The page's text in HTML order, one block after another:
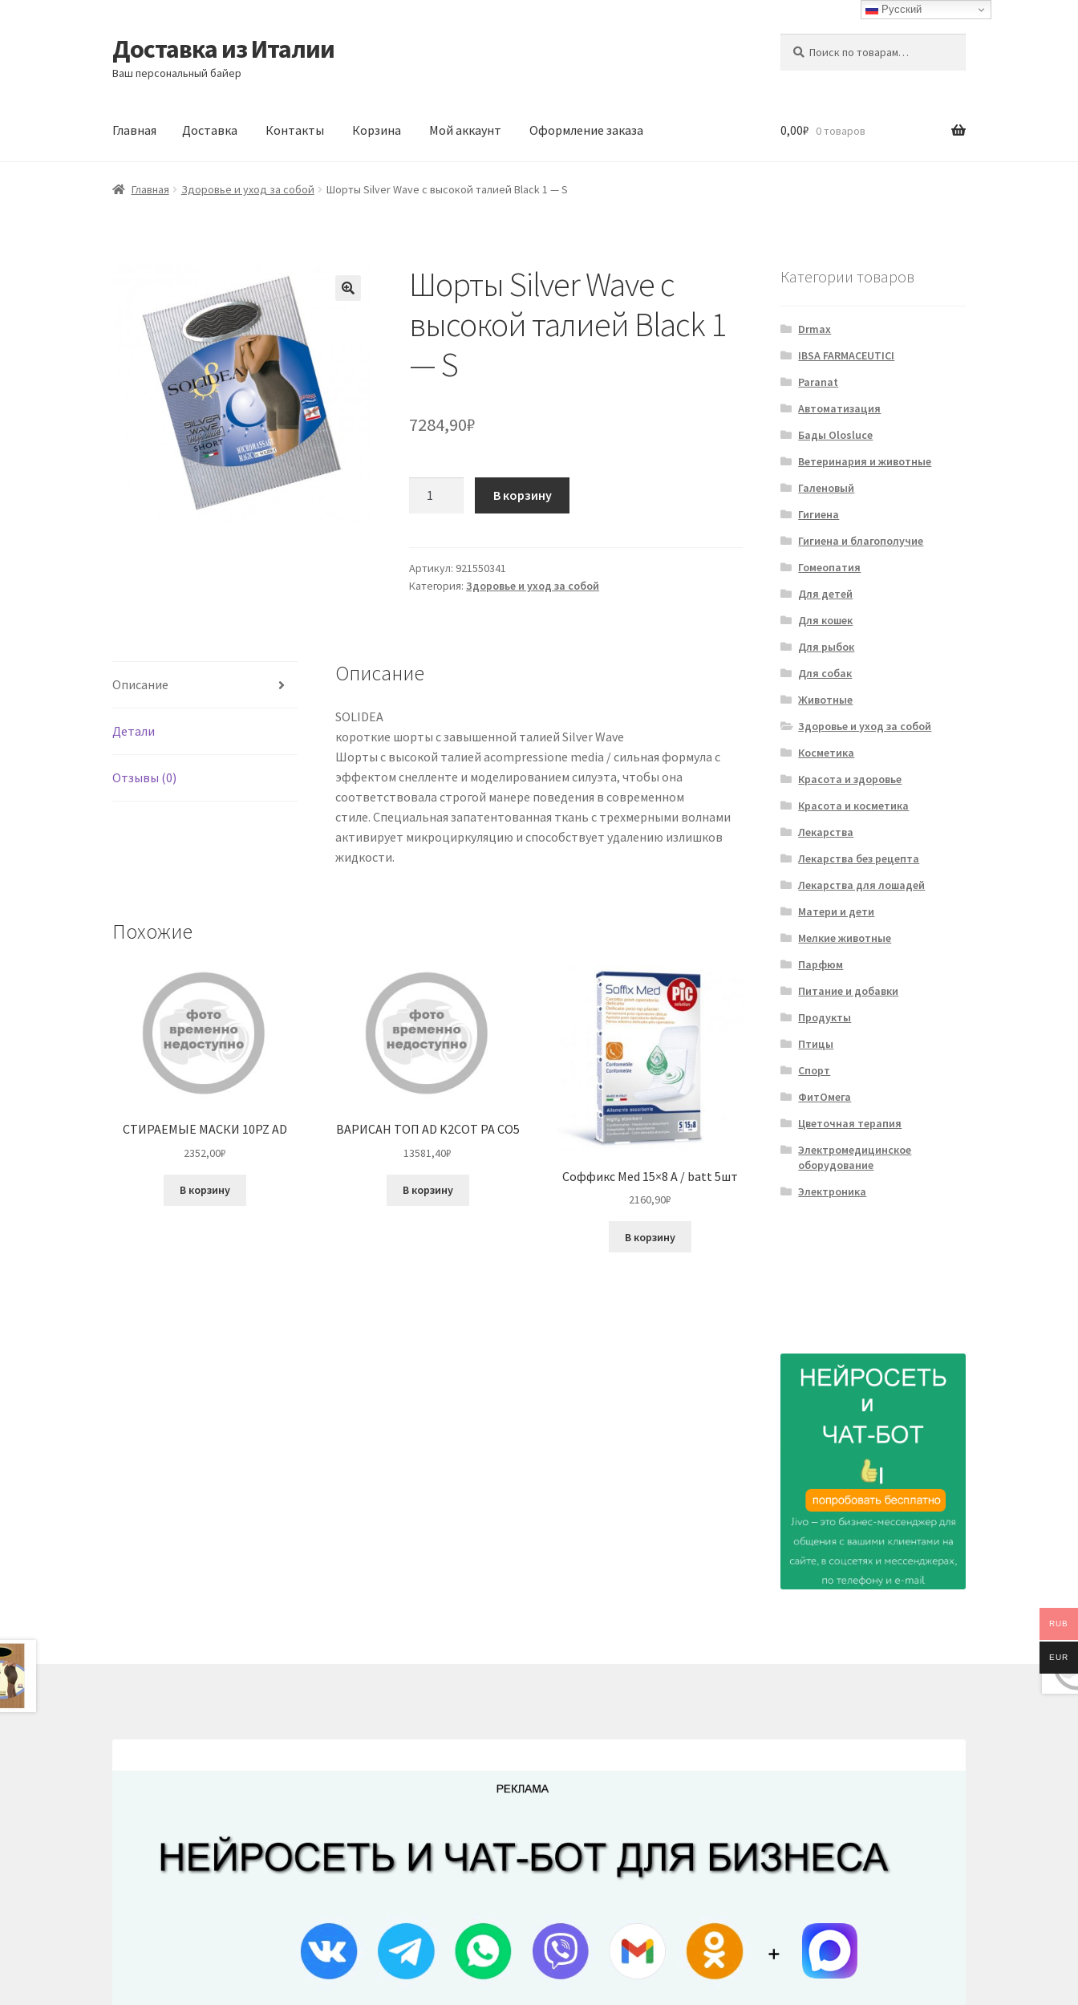
Перейти
к
навигации
Перейти
к
содержимому
Доставка из Италии
Ваш персональный байер
Главная Доставка Контакты Корзина Мой аккаунт Оформление заказа
Главная Доставка Корзина Мой аккаунтОформление заказа
0,00₽ 0 товаров
Главная Здоровье и уход за собой Шорты Silver Wave с высокой талией Black 1 — S
Шорты Silver Wave с
высокой талией Black 1
— S
7284,90₽
Wave
с
1
В корзину
Артикул: 921550341
Категория:Здоровье и уход за собой
Описание
Детали
Отзывы (0)
Описание
SOLIDEA
короткие шорты с завышенной талией Silver Wave
Шорты с высокой талией acompressione media / сильная формула с
эффектом снелленте и моделированием силуэта, чтобы она
соответствовала строгой манере поведения в современном
стиле. Специальная запатентованная ткань с трехмерными волнами
активирует микроциркуляцию и способствует удалению излишков
жидкости.
Похожие
СТИРАЕМЫЕ МАСКИ 10PZ AD
2352,00₽
В корзину
ВАРИСАН ТОП AD K2COT PA CO5
13581,40₽
В корзину
Соффикс Med 15×8 A / batt 5шт
2160,90₽
В корзину
Категории товаров
Drmax
IBSA FARMACEUTICI
Paranat
Автоматизация
Бады Olosluce
Ветеринария и животные
Галеновый
Гигиена
Гигиена и благополучие
Гомеопатия
Для детей
Для кошек
Для рыбок
Для собак
Животные
Здоровье и уход за собой
Косметика
Красота и здоровье
Красота и косметика
Лекарства
Лекарства без рецепта
Лекарства для лошадей
Матери и дети
Мелкие животные
Парфюм
Питание и добавки
Продукты
Птицы
Спорт
ФитОмега
Цветочная терапия
Электромедицинское
оборудование
Электроника
Русский
RUB
EUR